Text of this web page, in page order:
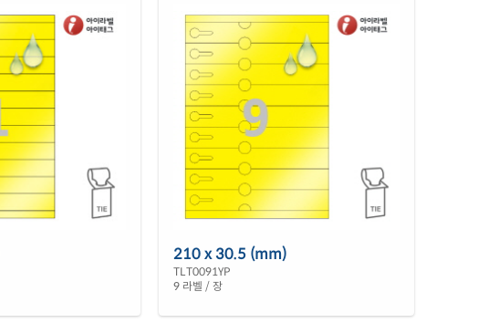
210 x 30.5 (mm)
TLT0091YP
9 라벨 / 장